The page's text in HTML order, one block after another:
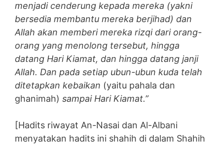
menjadi cenderung kepada mereka (yakni
bersedia membantu mereka berjihad) dan
Allah akan memberi mereka rizqi dari orang-
orang yang menolong tersebut, hingga
datang Hari Kiamat, dan hingga datang janji
Allah. Dan pada setiap ubun-ubun kuda telah
ditetapkan kebaikan (yaitu pahala dan
ghanimah) sampai Hari Kiamat.”
[Hadits riwayat An-Nasai dan Al-Albani
menyatakan hadits ini shahih di dalam Shahih